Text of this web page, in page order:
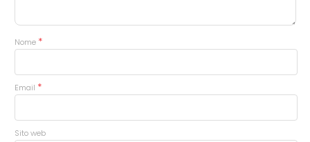
Nome *
Email *
Sito web